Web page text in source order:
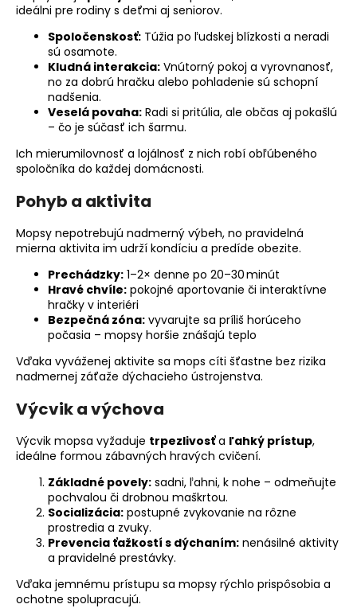
ideálni pre rodiny s deťmi aj seniorov.
Spoločenskosť: Túžia po ľudskej blízkosti a neradi
sú osamote.
Kludná interakcia: Vnútorný pokoj a vyrovnanosť,
no za dobrú hračku alebo pohladenie sú schopní
nadšenia.
Veselá povaha: Radi si pritúlia, ale občas aj pokašlú
– čo je súčasť ich šarmu.
Ich mierumilovnosť a lojálnosť z nich robí obľúbeného
spoločníka do každej domácnosti.
Pohyb a aktivita
Mopsy nepotrebujú nadmerný výbeh, no pravidelná
mierna aktivita im udrží kondíciu a predíde obezite.
Prechádzky: 1–2× denne po 20–30 minút
Hravé chvíle: pokojné aportovanie či interaktívne
hračky v interiéri
Bezpečná zóna: vyvarujte sa príliš horúceho
počasia – mopsy horšie znášajú teplo
Vďaka vyváženej aktivite sa mops cíti šťastne bez rizika
nadmernej záťaže dýchacieho ústrojenstva.
Výcvik a výchova
Výcvik mopsa vyžaduje trpezlivosťa ľahký prístup,
ideálne formou zábavných hravých cvičení.
Základné povely: sadni, ľahni, k nohe – odmeňujte
pochvalou či drobnou maškrtou.
Socializácia: postupné zvykovanie na rôzne
prostredia a zvuky.
Prevencia ťažkostí s dýchaním: nenásilné aktivity
a pravidelné prestávky.
Vďaka jemnému prístupu sa mopsy rýchlo prispôsobia a
ochotne spolupracujú.